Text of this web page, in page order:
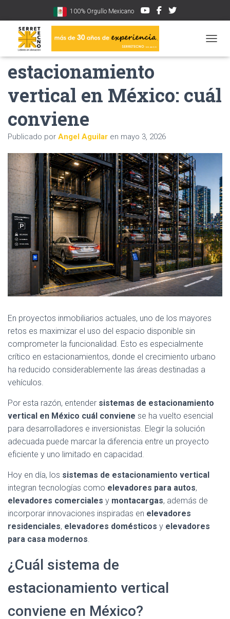
100% Orgullo Mexicano
Sistemas de
estacionamiento
vertical en México: cuál
conviene
Publicado por Angel Aguilar en mayo 3, 2026
En proyectos inmobiliarios actuales, uno de los mayores
retos es maximizar el uso del espacio disponible sin
comprometer la funcionalidad. Esto es especialmente
crítico en estacionamientos, donde el crecimiento urbano
ha reducido considerablemente las áreas destinadas a
vehículos.
Por esta razón, entender sistemas de estacionamiento
vertical en México cuál conviene se ha vuelto esencial
para desarrolladores e inversionistas. Elegir la solución
adecuada puede marcar la diferencia entre un proyecto
eficiente y uno limitado en capacidad.
Hoy en día, los sistemas de estacionamiento vertical
integran tecnologías como elevadores para autos,
elevadores comerciales y montacargas, además de
incorporar innovaciones inspiradas en elevadores
residenciales, elevadores domésticos y elevadores
para casa modernos
¿Cuál sistema de
estacionamiento vertical
conviene en México?